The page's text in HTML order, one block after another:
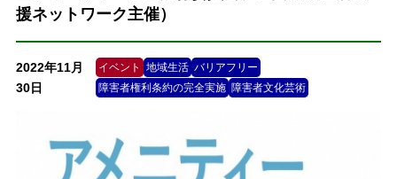
援ネットワーク主催）
2022年11月
30日
イベント 地域生活 バリアフリー
障害者権利条約の完全実施 障害者文化芸術